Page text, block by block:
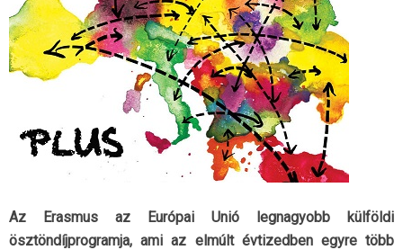
Az Erasmus az Európai Unió legnagyobb külföldi
ösztöndíjprogramja, ami az elmúlt évtizedben egyre több